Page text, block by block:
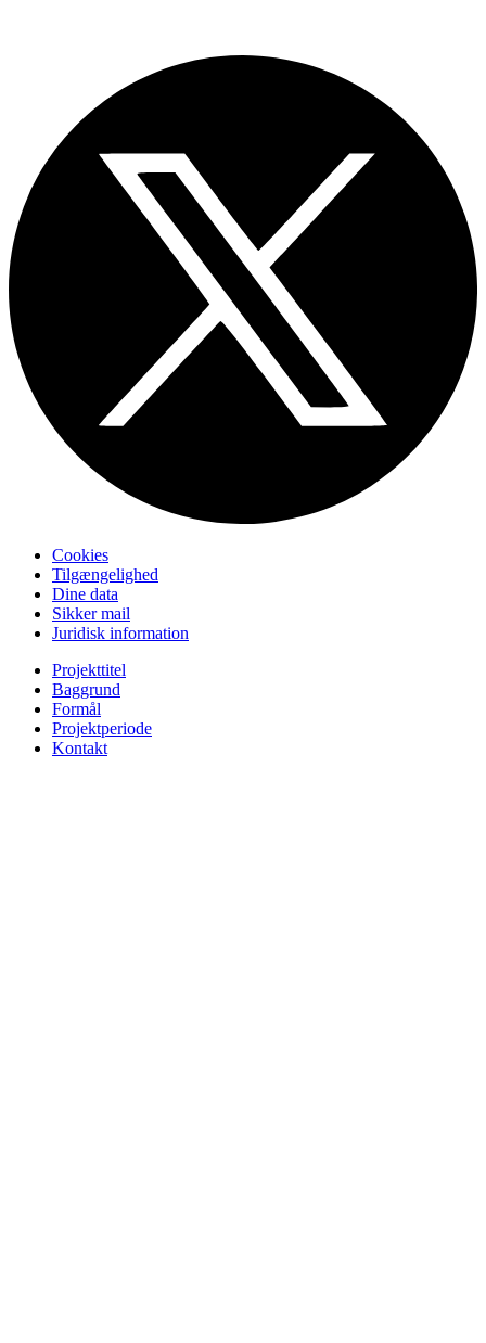
Cookies
Tilgængelighed
Dine data
Sikker mail
Juridisk information
Projekttitel
Baggrund
Formål
Projektperiode
Kontakt